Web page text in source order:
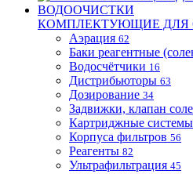
КОМПЛЕКТУЮЩИЕ ДЛЯ
Аэрация 62
Баки реагентные
Водосчётчики 16
Дистрибьюторы 63
Дозирование 34
Задвижки, клапан
Картриджные системы
Корпуса фильтров 56
Реагенты 82
Ультрафильтрация 45